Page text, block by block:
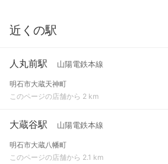
近くの駅
人丸前駅 山陽電鉄本線
明石市大蔵天神町
このページの店舗から 2 km
大蔵谷駅 山陽電鉄本線
明石市大蔵八幡町
このページの店舗から 2.1 km